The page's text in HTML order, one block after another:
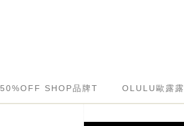
50%OFF SHOP品牌T OLULU歐露露